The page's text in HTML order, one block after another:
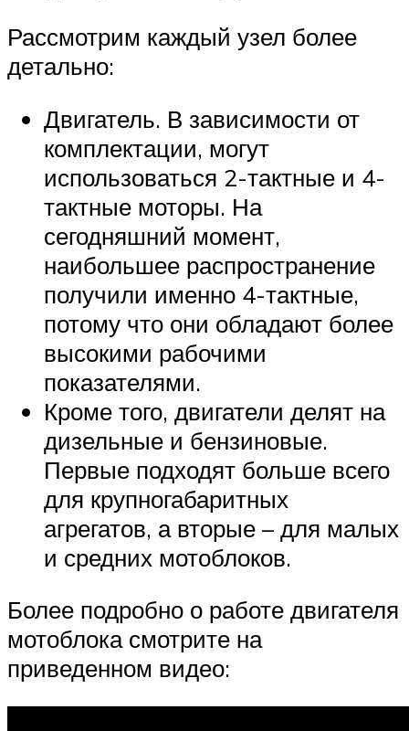
Рассмотрим каждый узел более
детально:
Двигатель. В зависимости от
комплектации, могут
использоваться 2-тактные и 4-
тактные моторы. На
сегодняшний момент,
наибольшее распространение
получили именно 4-тактные,
потому что они обладают более
высокими рабочими
показателями.
Кроме того, двигатели делят на
дизельные и бензиновые.
Первые подходят больше всего
для крупногабаритных
агрегатов, а вторые – для малых
и средних мотоблоков.
Более подробно о работе двигателя
мотоблока смотрите на
приведенном видео: